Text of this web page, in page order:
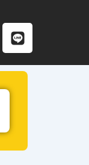
L
i
e